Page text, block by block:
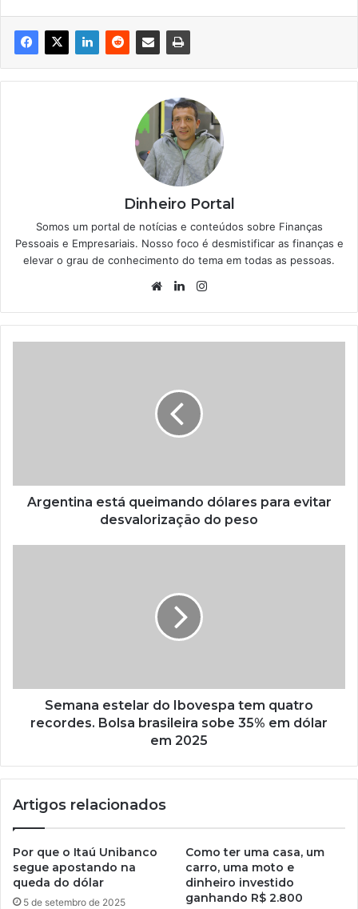
Dinheiro Portal
Somos um portal de notícias e conteúdos sobre Finanças
Pessoais e Empresariais. Nosso foco é desmistificar as finanças e
elevar o grau de conhecimento do tema em todas as pessoas.
WebsiteLinkedin
Argentina está queimando dólares para evitar
desvalorização do peso
Semana estelar do Ibovespa tem quatro
recordes. Bolsa brasileira sobe 35% em dólar
em 2025
Artigos relacionados
Por que o Itaú Unibanco
segue apostando na
queda do dólar
5 de setembro de 2025
Como ter uma casa, um
carro, uma moto e
dinheiro investido
ganhando R$ 2.800